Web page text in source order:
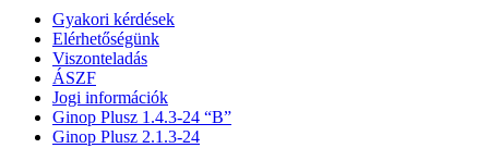
Gyakori kérdések
Elérhetőségünk
Viszonteladás
ÁSZF
Jogi információk
Ginop Plusz 1.4.3-24 “B”
Ginop Plusz 2.1.3-24